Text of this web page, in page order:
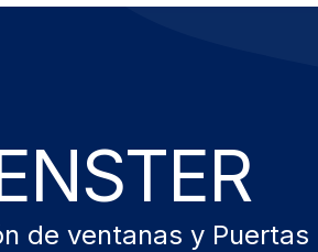
de ventanas y Puertas